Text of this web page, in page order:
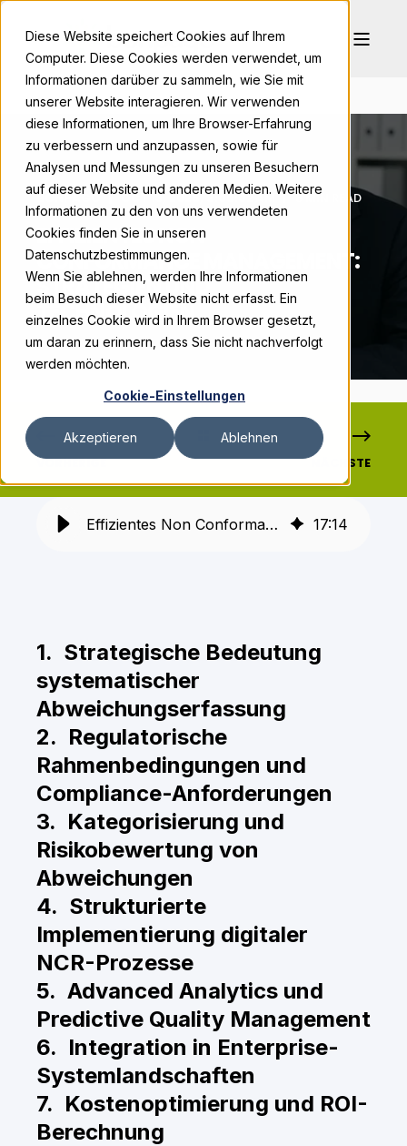
Diese Website speichert Cookies auf Ihrem
Computer. Diese Cookies werden verwendet, um
Informationen darüber zu sammeln, wie Sie mit
unserer Website interagieren. Wir verwenden
diese Informationen, um Ihre Browser-Erfahrung
zu verbessern und anzupassen, sowie für
Analysen und Messungen zu unseren Besuchern
auf dieser Website und anderen Medien. Weitere
Informationen zu den von uns verwendeten
Cookies finden Sie in unseren
Datenschutzbestimmungen.
Wenn Sie ablehnen, werden Ihre Informationen
beim Besuch dieser Website nicht erfasst. Ein
einzelnes Cookie wird in Ihrem Browser gesetzt,
um daran zu erinnern, dass Sie nicht nachverfolgt
werden möchten.
Cookie-Einstellungen
Akzeptieren Ablehnen
BONPAGO OCT 13, 2025, 9:00:02 AM 8 MIN READ
EFFIZIENTES NON
CONFORMANCE MANAGEMENT:
STRATEGIEN UND
TECHNOLOGIEN
VORHERIGE NÄCHSTE
Effizientes Non Conformance Management: Strategien und Technologien 17:14
1. Strategische Bedeutung
systematischer
Abweichungserfassung
2. Regulatorische
Rahmenbedingungen und
Compliance-Anforderungen
3. Kategorisierung und
Risikobewertung von
Abweichungen
4. Strukturierte
Implementierung digitaler
NCR-Prozesse
5. Advanced Analytics und
Predictive Quality Management
6. Integration in Enterprise-
Systemlandschaften
7. Kostenoptimierung und ROI-
Berechnung